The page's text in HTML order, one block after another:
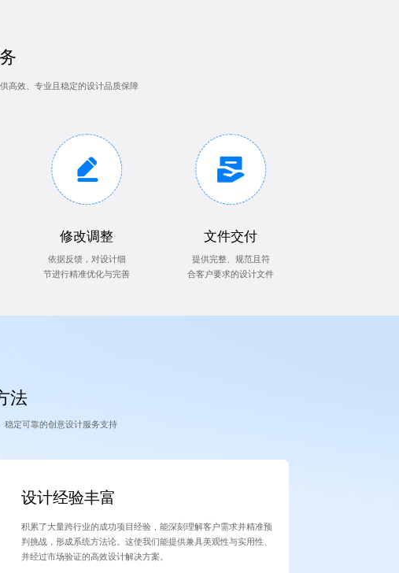
高效、专业且稳定的设计品质保障
修改调整
依据反馈，对设计细
节进行精准优化与完善
文件交付
提供完整、规范且符
合客户要求的设计文件
法
稳定可靠的创意设计服务支持
设计经验丰富
积累了大量跨行业的成功项目经验，能深刻理解客户需求并精准预
判挑战，形成系统方法论。这使我们能提供兼具美观性与实用性、
并经过市场验证的高效设计解决方案。